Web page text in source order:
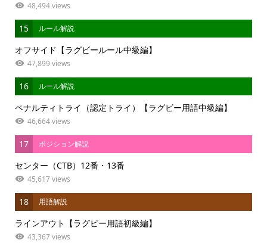
48,494 views
15 ルール解説
オフサイド【ラグビールール中級編】
47,899 views
16 ルール解説
ペナルティトライ（認定トライ）【ラグビー用語中級編】
46,664 views
17 ポジション解説
センター（CTB）12番・13番
45,617 views
18 用語解説
ラインアウト【ラグビー用語初級編】
43,367 views